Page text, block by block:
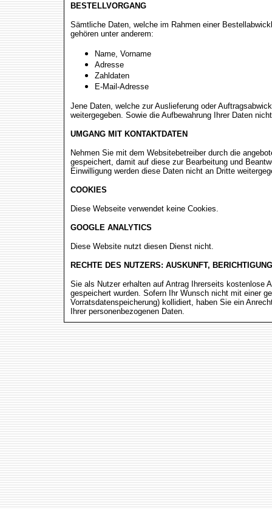
BESTELLVORGANG
Sämtliche Daten, welche im Rahmen einer
gehören unter anderem:
Name, Vorname
Adresse
Zahldaten
E-Mail-Adresse
Jene Daten, welche zur Auslieferung oder
weitergegeben. Sowie die Aufbewahrung Ihrer Daten
UMGANG MIT KONTAKTDATEN
Nehmen Sie mit dem Websitebetreiber durch die
gespeichert, damit auf diese zur Bearbeitung und
Einwilligung werden diese Daten nicht an Dritte
COOKIES
Diese Webseite verwendet keine Cookies.
GOOGLE ANALYTICS
Diese Website nutzt diesen Dienst nicht.
RECHTE DES NUTZERS: AUSKUNFT,
Sie als Nutzer erhalten auf Antrag Ihrerseits kostenlose
gespeichert wurden. Sofern Ihr Wunsch nicht mit einer
Vorratsdatenspeicherung) kollidiert, haben Sie ein
Ihrer personenbezogenen Daten.